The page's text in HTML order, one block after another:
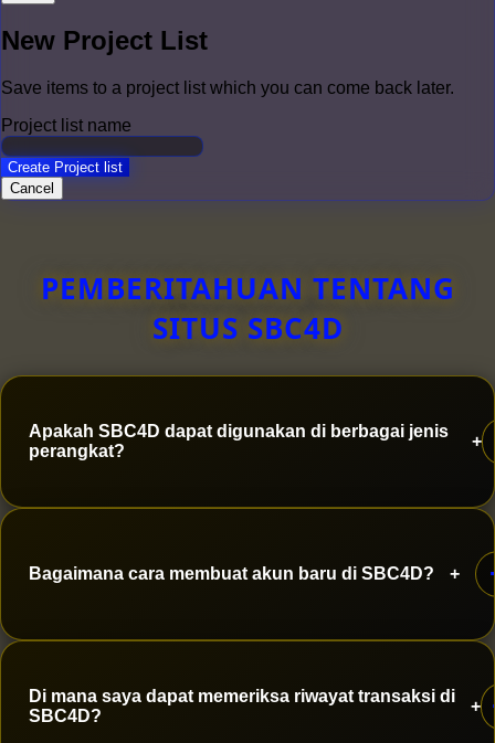
New Project List
Save items to a project list which you can come back later.
Project list name
Create Project list
Cancel
PEMBERITAHUAN TENTANG
SITUS SBC4D
Apakah SBC4D dapat digunakan di berbagai jenis
perangkat?
+
Android, iPhone, tablet, laptop, maupun komputer
nyaman kapan saja!
Bagaimana cara membuat akun baru di SBC4D? +
dengan data yang benar, buat username dan
Di mana saya dapat memeriksa riwayat transaksi di
SBC4D?
+